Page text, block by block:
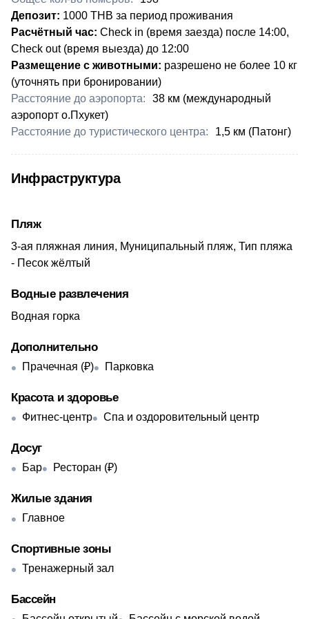
​​Депозит: 1000 THB за период проживания
Расчётный час: Check in (время заезда) после 14:00,
Check out (время выезда) до 12:00
Размещение с животными: разрешено не более 10 кг
(уточнять при бронировании)
Расстояние до аэропорта:
38 км (международный
аэропорт о.Пхукет)
Расстояние до туристического центра:
1,5 км (Патонг)
Инфраструктура
Пляж
3-ая пляжная линия, Муниципальный пляж, Тип пляжа
- Песок жёлтый
Водные развлечения
Водная горка
Дополнительно
Прачечная (₽) Парковка
Красота и здоровье
Фитнес-центр Спа и оздоровительный центр
Досуг
Бар Ресторан (₽)
Жилые здания
Главное
Спортивные зоны
Тренажерный зал
Бассейн